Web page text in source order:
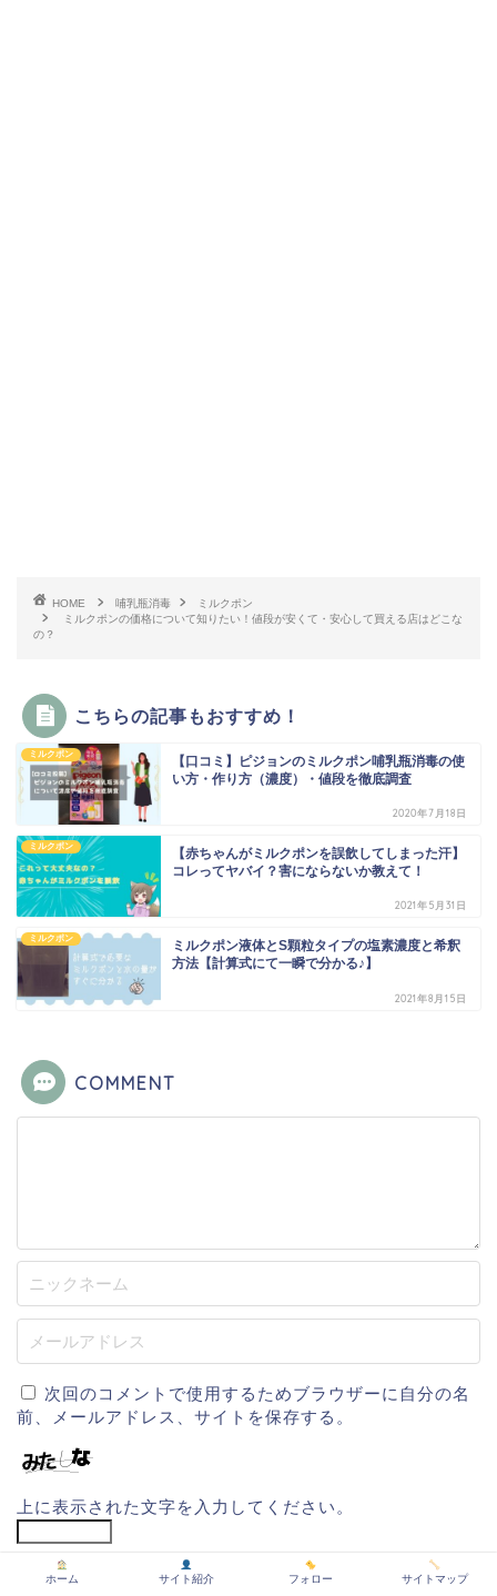
HOME 哺乳瓶消毒
ミルクポン
ミルクポンの価格について知りたい！値段が安くて・安心して買える店はどこな
の？
こちらの記事もおすすめ！
ミルクポン
【口コミ】ピジョンのミルクポン哺乳瓶消毒の使
い方・作り方（濃度）・値段を徹底調査
2020年7月18日
ミルクポン
【赤ちゃんがミルクポンを誤飲してしまった汗】
コレってヤバイ？害にならないか教えて！
2021年5月31日
ミルクポン
ミルクポン液体とS顆粒タイプの塩素濃度と希釈
方法【計算式にて一瞬で分かる♪】
2021年8月15日
COMMENT
次回のコメントで使用するためブラウザーに自分の名
前、メールアドレス、サイトを保存する。
上に表示された文字を入力してください。
ホーム サイト紹介 フォロー サイトマップ